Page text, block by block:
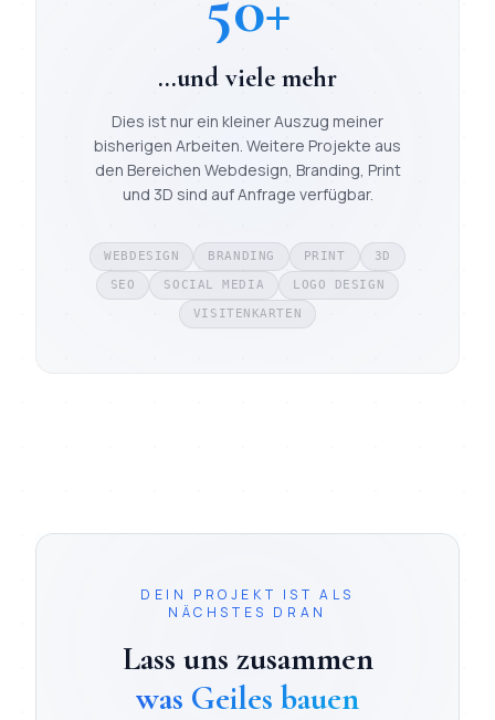
…und viele mehr
Dies ist nur ein kleiner Auszug meiner
bisherigen Arbeiten. Weitere Projekte aus
den Bereichen Webdesign, Branding, Print
und 3D sind auf Anfrage verfügbar.
WEBDESIGN BRANDING PRINT
3D
SEO
SOCIAL MEDIA
LOGO DESIGN
VISITENKARTEN
DEIN PROJEKT IST ALS
NÄCHSTES DRAN
Lass uns zusammen
was Geiles bauen